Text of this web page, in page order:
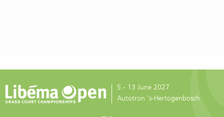
5 - 13 June 2027
Autotron 's-Hertogenbosch